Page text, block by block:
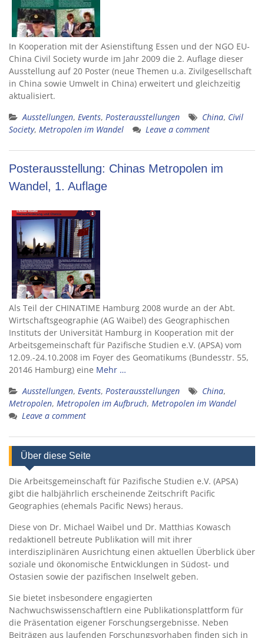
In Kooperation mit der Asienstiftung Essen und der NGO EU-
China Civil Society wurde im Jahr 2009 die 2. Auflage dieser
Ausstellung auf 20 Poster (neue Themen u.a. Zivilgesellschaft
in China sowie Umwelt in China) erweitert und gleichzeitig
aktualisiert.
Ausstellungen, Events, Posterausstellungen China, Civil
Society, Metropolen im Wandel Leave a comment
Posterausstellung: Chinas Metropolen im
Wandel, 1. Auflage
Als Teil der CHINATIME Hamburg 2008 wurde an der Abt.
Wirtschaftsgeographie (AG Waibel) des Geographischen
Instituts der Universität Hamburg in Kooperation mit der
Arbeitsgemeinschaft für Pazifische Studien e.V. (APSA) vom
12.09.-24.10.2008 im Foyer des Geomatikums (Bundesstr. 55,
20146 Hamburg) eine Mehr …
Ausstellungen, Events, Posterausstellungen China,
Metropolen, Metropolen im Aufbruch, Metropolen im Wandel
Leave a comment
Über diese Seite
Die Arbeitsgemeinschaft für Pazifische Studien e.V. (APSA)
gibt die halbjährlich erscheinende Zeitschrift Pacific
Geographies (ehemals Pacific News) heraus.
Diese von Dr. Michael Waibel und Dr. Matthias Kowasch
redaktionell betreute Publikation will mit ihrer
interdisziplinären Ausrichtung einen aktuellen Überblick über
soziale und ökonomische Entwicklungen in Südost- und
Ostasien sowie der pazifischen Inselwelt geben.
Sie bietet insbesondere engagierten
Nachwuchswissenschaftlern eine Publikationsplattform für
die Präsentation eigener Forschungsergebnisse. Neben
Beiträgen aus laufenden Forschungsvorhaben finden sich in